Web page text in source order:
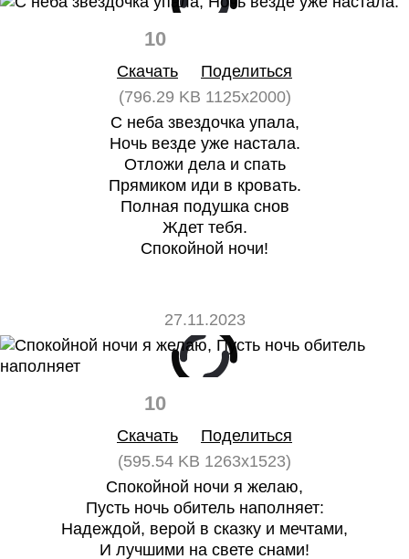
10
Скачать
Поделиться
(796.29 KB 1125x2000)
С неба звездочка упала,
Ночь везде уже настала.
Отложи дела и спать
Прямиком иди в кровать.
Полная подушка снов
Ждет тебя.
Спокойной ночи!
27.11.2023
10
Скачать
Поделиться
(595.54 KB 1263x1523)
Спокойной ночи я желаю,
Пусть ночь обитель наполняет:
Надеждой, верой в сказку и мечтами,
И лучшими на свете снами!